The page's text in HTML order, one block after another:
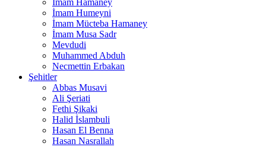
İmam Hamaney
İmam Humeyni
İmam Mücteba Hamaney
İmam Musa Sadr
Mevdudi
Muhammed Abduh
Necmettin Erbakan
Şehitler
Abbas Musavi
Ali Şeriati
Fethi Şikaki
Halid İslambuli
Hasan El Benna
Hasan Nasrallah